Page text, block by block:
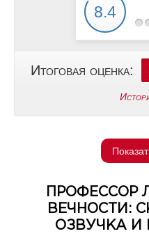
Итоговая оценка:
ПРОФЕССОР
ВЕЧНОСТИ:
ОЗВУЧКА И